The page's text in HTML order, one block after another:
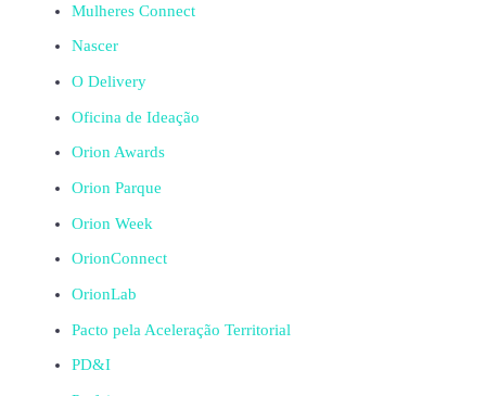
Mulheres Connect
Nascer
O Delivery
Oficina de Ideação
Orion Awards
Orion Parque
Orion Week
OrionConnect
OrionLab
Pacto pela Aceleração Territorial
PD&I